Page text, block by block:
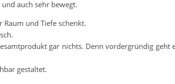
auch sehr bewegt.
und Tiefe schenkt.
gar nichts. Denn vordergründig geht
gestaltet.